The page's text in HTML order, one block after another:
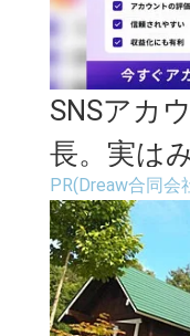
SNSアカ
長。実は
ます。
PR(Dreaw合同会